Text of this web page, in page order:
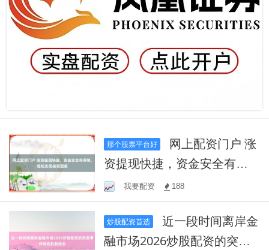
那个股票平台好
资提现快捷，资金安全有保
障，轻松实现投资回报
我要配资 188
炒股配资首选
近一段时间离岸金
融市场2026炒股配资的突发